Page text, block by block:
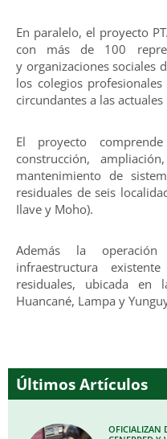
En paralelo, el proyecto
con más de 100
y organizaciones sociales
los colegios
circundantes a las actuales
El proyecto
construcción,
mantenimiento de
residuales de seis
Ilave y Moho).
Además la
infraestructura
residuales, ubicada en
Huancané, Lampa y
Últimos Artículos
OFICIALIZAN